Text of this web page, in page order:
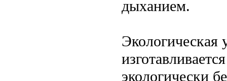
дыханием.
Экологическая
экологически